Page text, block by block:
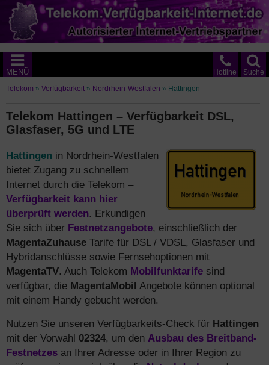
Suche
Hotline
MENÜ
Telekom » Verfügbarkeit » Nordrhein-Westfalen » Hattingen
Telekom Hattingen – Verfügbarkeit DSL,
Glasfaser, 5G und LTE
Hattingen in Nordrhein-Westfalen
bietet Zugang zu schnellem
Internet durch die Telekom –
Verfügbarkeit kann hier
überprüft werden. Erkundigen
Sie sich über Festnetzangebote, einschließlich der
MagentaZuhause Tarife für DSL / VDSL, Glasfaser und
Hybridanschlüsse sowie Fernsehoptionen mit
MagentaTV. Auch Telekom Mobilfunktarife sind
verfügbar, die MagentaMobil Angebote können optional
mit einem Handy gebucht werden.
Nutzen Sie unseren Verfügbarkeits-Check für Hattingen
mit der Vorwahl 02324, um den Ausbau des Breitband-
Festnetzes an Ihrer Adresse oder in Ihrer Region zu